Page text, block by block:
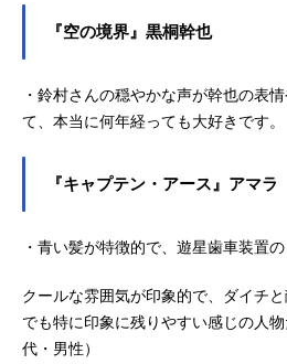
『空の境界』黒桐幹也
・鈴村さんの穏やかな声が幹也の表
て、本当に何年経っても大好きです。
『キャプテン・アース』アマラ
・青い髪が特徴的で、遊星歯車装置
クールな雰囲気が印象的で、ダイチ
でも特に印象に残りやすい感じの人
代・男性）